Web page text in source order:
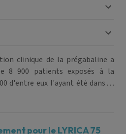
clinique de la prégabaline a
8 900 patients exposés à la
d'entre eux l'ayant été dans le
contrôlés contre placebo.
d'intensité légère à
pour le LYRICA 75